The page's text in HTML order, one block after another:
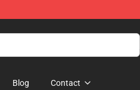
Blog Contact